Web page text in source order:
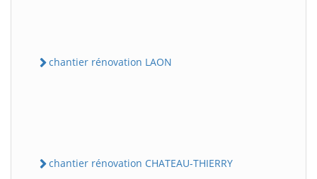
chantier rénovation LAON
chantier rénovation CHATEAU-THIERRY